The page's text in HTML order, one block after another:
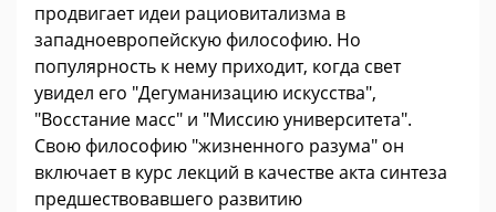
продвигает идеи рациовитализма в
западноевропейскую философию. Но
популярность к нему приходит, когда свет
увидел его "Дегуманизацию искусства",
"Восстание масс" и "Миссию университета".
Свою философию "жизненного разума" он
включает в курс лекций в качестве акта синтеза
предшествовавшего развитию